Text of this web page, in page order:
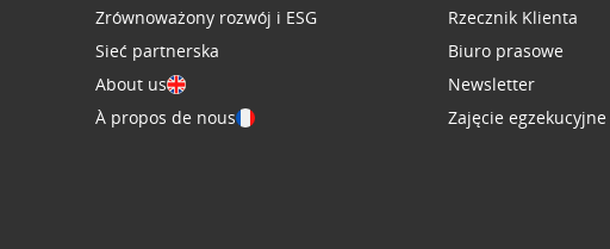
Zrównoważony rozwój i ESG
Sieć partnerska
About us
À propos de nous
Rzecznik Klienta
Biuro prasowe
Newsletter
Zajęcie egzekucyjne